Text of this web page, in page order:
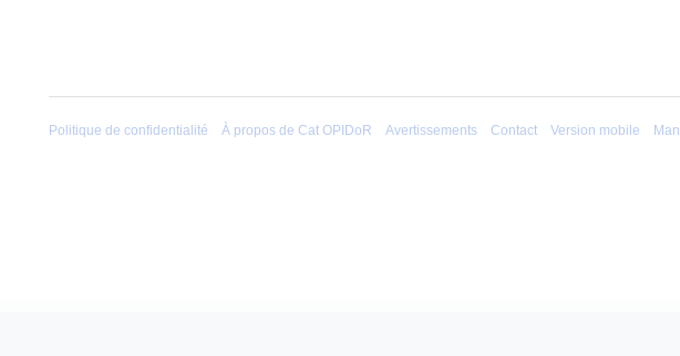
Politique de confidentialité À propos de Cat OPIDoR Avertissements Contact Version mobile